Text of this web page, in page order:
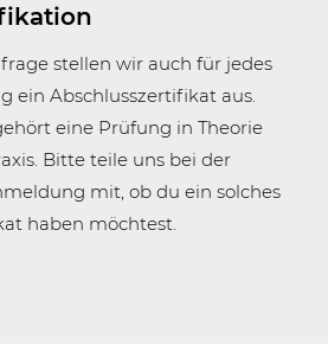
stellen wir auch für jedes
ein Abschlusszertifikat aus.
eine Prüfung in Theorie
Bitte teile uns bei der
mit, ob du ein solches
haben möchtest.